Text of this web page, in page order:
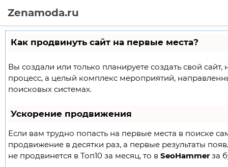
Zenamoda.ru
Как продвинуть сайт на первые места?
Вы создали или только планируете создать свой
процесс, а целый комплекс мероприятий,
поисковых системах.
Ускорение продвижения
Если вам трудно попасть на первые места в поиске
продвижение в десятки раз, а первые результаты
не продвинется в Топ10 за месяц, то в SeoHammer за